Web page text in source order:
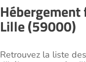
Lille (59000)
Retrouvez la liste